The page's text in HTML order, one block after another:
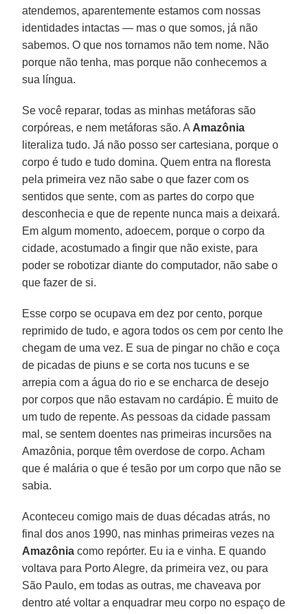
atendemos, aparentemente estamos com nossas
identidades intactas — mas o que somos, já não
sabemos. O que nos tornamos não tem nome. Não
porque não tenha, mas porque não conhecemos a
sua língua.
Se você reparar, todas as minhas metáforas são
corpóreas, e nem metáforas são. A Amazônia
literaliza tudo. Já não posso ser cartesiana, porque o
corpo é tudo e tudo domina. Quem entra na floresta
pela primeira vez não sabe o que fazer com os
sentidos que sente, com as partes do corpo que
desconhecia e que de repente nunca mais a deixará.
Em algum momento, adoecem, porque o corpo da
cidade, acostumado a fingir que não existe, para
poder se robotizar diante do computador, não sabe o
que fazer de si.
Esse corpo se ocupava em dez por cento, porque
reprimido de tudo, e agora todos os cem por cento lhe
chegam de uma vez. E sua de pingar no chão e coça
de picadas de piuns e se corta nos tucuns e se
arrepia com a água do rio e se encharca de desejo
por corpos que não estavam no cardápio. É muito de
um tudo de repente. As pessoas da cidade passam
mal, se sentem doentes nas primeiras incursões na
Amazônia, porque têm overdose de corpo. Acham
que é malária o que é tesão por um corpo que não se
sabia.
Aconteceu comigo mais de duas décadas atrás, no
final dos anos 1990, nas minhas primeiras vezes na
Amazônia como repórter. Eu ia e vinha. E quando
voltava para Porto Alegre, da primeira vez, ou para
São Paulo, em todas as outras, me chaveava por
dentro até voltar a enquadrar meu corpo no espaço de